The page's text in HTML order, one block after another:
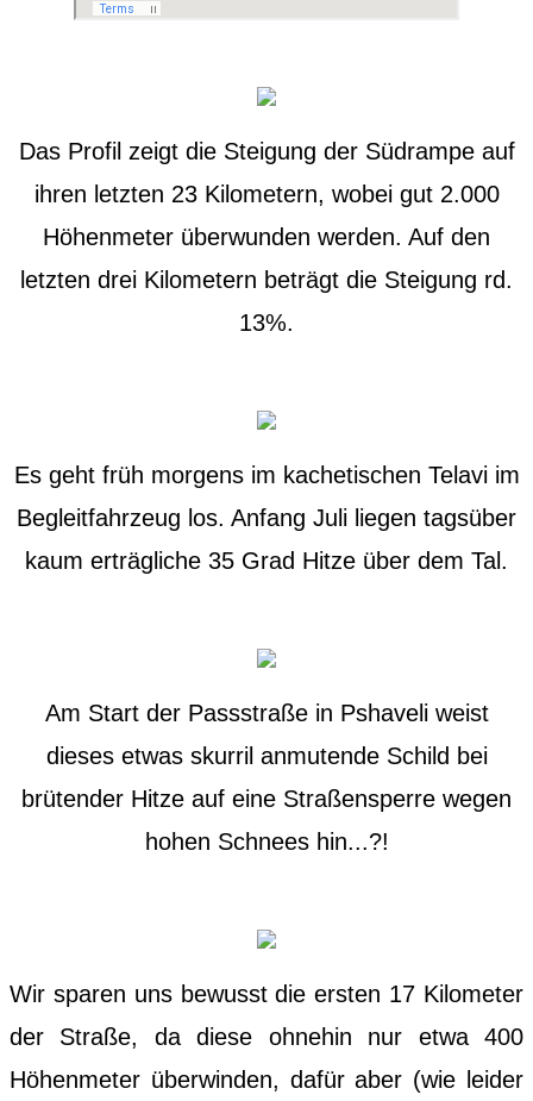
Das Profil zeigt die Steigung der Südrampe auf
ihren letzten 23 Kilometern, wobei gut 2.000
Höhenmeter überwunden werden. Auf den
letzten drei Kilometern beträgt die Steigung rd.
13%.
Es geht früh morgens im kachetischen Telavi im
Begleitfahrzeug los. Anfang Juli liegen tagsüber
kaum erträgliche 35 Grad Hitze über dem Tal.
Am Start der Passstraße in Pshaveli weist
dieses etwas skurril anmutende Schild bei
brütender Hitze auf eine Straßensperre wegen
hohen Schnees hin...?!
Wir sparen uns bewusst die ersten 17 Kilometer
der Straße, da diese ohnehin nur etwa 400
Höhenmeter überwinden, dafür aber (wie leider